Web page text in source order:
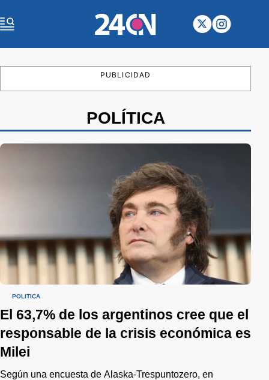
PUBLICIDAD
POLÍTICA
POLÍTICA
El 63,7% de los argentinos cree que el
responsable de la crisis económica es
Milei
Según una encuesta de Alaska-Trespuntozero, en